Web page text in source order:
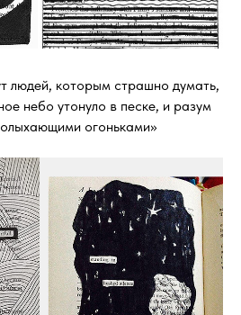
людей, которым страшно думать,
небо утонуло в песке, и разум
огоньками»